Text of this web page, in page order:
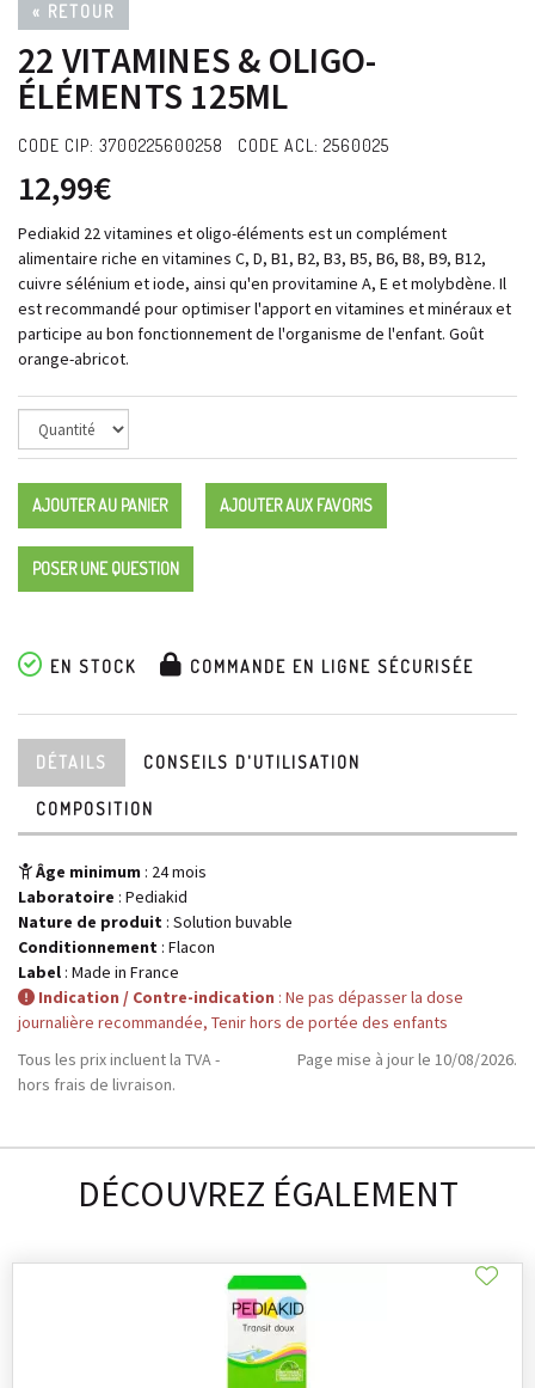
« RETOUR
22 VITAMINES & OLIGO-
ÉLÉMENTS 125ML
CODE CIP: 3700225600258 CODE ACL: 2560025
12,99€
Pediakid 22 vitamines et oligo-éléments est un complément
alimentaire riche en vitamines C, D, B1, B2, B3, B5, B6, B8, B9, B12,
cuivre sélénium et iode, ainsi qu'en provitamine A, E et molybdène. Il
est recommandé pour optimiser l'apport en vitamines et minéraux et
participe au bon fonctionnement de l'organisme de l'enfant. Goût
orange-abricot.
AJOUTER AU PANIER AJOUTER AUX FAVORIS
POSER UNE QUESTION
EN STOCK COMMANDE EN LIGNE SÉCURISÉE
DÉTAILS CONSEILS D'UTILISATION
COMPOSITION
Âge minimum : 24 mois
Laboratoire : Pediakid
Nature de produit : Solution buvable
Conditionnement : Flacon
Label : Made in France
Indication / Contre-indication : Ne pas dépasser la dose
journalière recommandée, Tenir hors de portée des enfants
Tous les prix incluent la TVA -
hors frais de livraison.
Page mise à jour le 10/08/2026.
DÉCOUVREZ ÉGALEMENT